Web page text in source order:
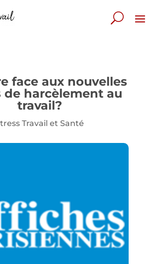
face aux nouvelles
de harcèlement au
travail?
Travail et Santé